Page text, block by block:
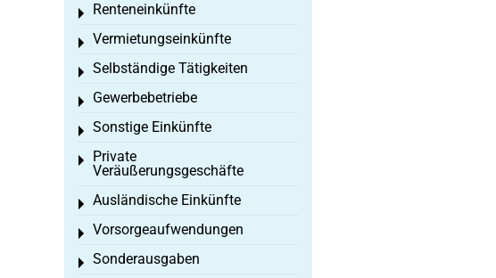
Renteneinkünfte
Toggle menu
Vermietungseinkünfte
Toggle menu
Selbständige Tätigkeiten
Toggle menu
Gewerbebetriebe
Toggle menu
Sonstige Einkünfte
Toggle menu
Private
Veräußerungsgeschäfte
Toggle menu
Ausländische Einkünfte
Toggle menu
Vorsorgeaufwendungen
Toggle menu
Sonderausgaben
Toggle menu